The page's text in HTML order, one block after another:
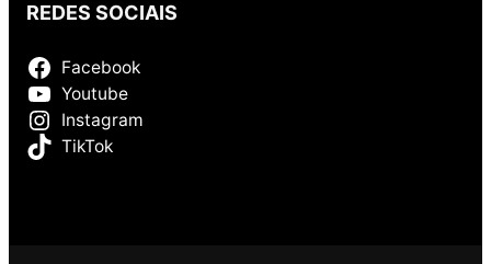
REDES SOCIAIS
Facebook
Youtube
Instagram
TikTok